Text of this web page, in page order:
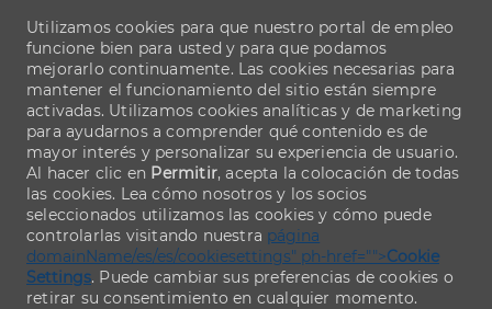
Utilizamos cookies para que nuestro portal de empleo
funcione bien para usted y para que podamos
mejorarlo continuamente. Las cookies necesarias para
mantener el funcionamiento del sitio están siempre
activadas. Utilizamos cookies analíticas y de marketing
para ayudarnos a comprender qué contenido es de
mayor interés y personalizar su experiencia de usuario.
Al hacer clic en Permitir, acepta la colocación de todas
las cookies. Lea cómo nosotros y los socios
seleccionados utilizamos las cookies y cómo puede
controlarlas visitando nuestra página
domainName/es/es/cookiesettings" ph-href="">Cookie
Settings. Puede cambiar sus preferencias de cookies o
retirar su consentimiento en cualquier momento.